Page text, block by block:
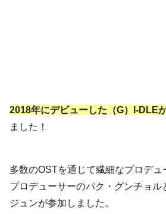
2018年にデビューした（G）I-DLE
ました！
多数のOSTを通じて繊細なプロデュ
プロデューサーのパク・グンチョル
ジュンが参加しました。